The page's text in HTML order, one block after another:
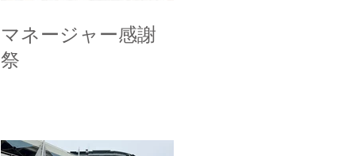
マネージャー感謝
祭